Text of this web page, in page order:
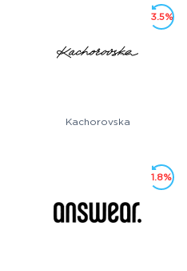
Kachorovska
3.5%
1.8%